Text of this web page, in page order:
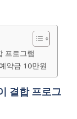
프로그램
약금 10만원
결합 프로그